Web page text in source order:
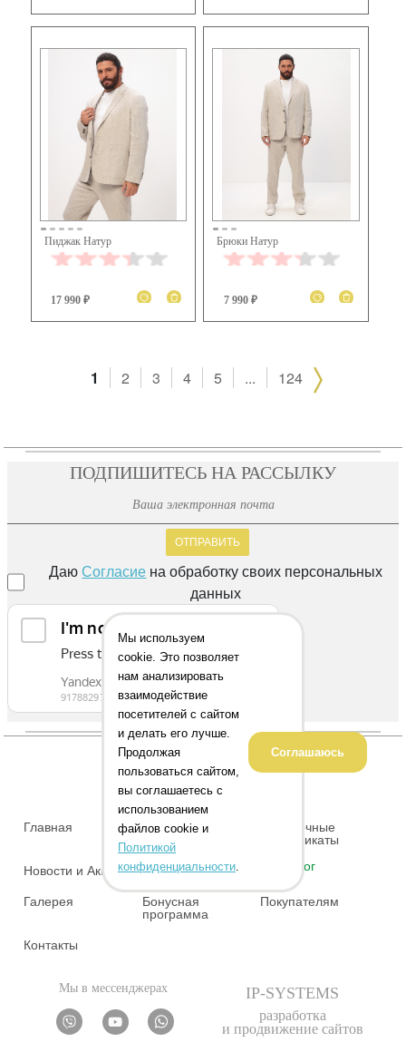
Пиджак Натур
17 990 ₽
Брюки Натур
7 990 ₽
1 2 3 4 5 ... 124
ПОДПИШИТЕСЬ НА РАССЫЛКУ
ОТПРАВИТЬ
ДаюСогласие на обработку своих персональных
данных
Главная Адреса магазинов
Подарочные
сертификаты
Новости и Акции О нас Каталог
Галерея
Бонусная
программа
Покупателям
Контакты
Мы в мессенджерах IP-SYSTEMS
разработка
и продвижение сайтов
Мы используем
cookie. Это позволяет
нам анализировать
взаимодействие
посетителей с сайтом
и делать его лучше.
Продолжая
пользоваться сайтом,
вы соглашаетесь с
использованием
файлов cookie и
Политикой
конфиденциальности
Соглашаюсь